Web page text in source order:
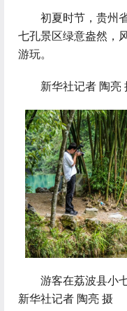
初夏时节，贵州省
七孔景区绿意盎然，
游玩。
新华社记者 陶亮
游客在荔波县小七
新华社记者 陶亮 摄